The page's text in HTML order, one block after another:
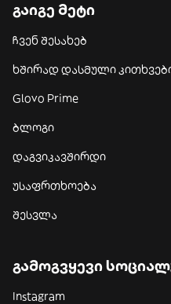
გაიგე მეტი
ჩვენ შესახებ
ხშირად დასმული
Glovo Prime
ბლოგი
დაგვიკავშირდი
უსაფრთხოება
შესვლა
გამოგვყევი
Instagram